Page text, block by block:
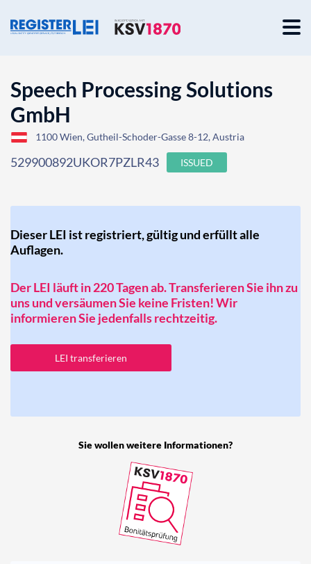
Speech Processing Solutions
GmbH
1100 Wien, Gutheil-Schoder-Gasse 8-12, Austria
529900892UKOR7PZLR43 ISSUED
Dieser LEI ist registriert, gültig und erfüllt alle
Auflagen.
Der LEI läuft in 220 Tagen ab. Transferieren Sie ihn zu
uns und versäumen Sie keine Fristen! Wir
informieren Sie jedenfalls rechtzeitig.
LEI transferieren
Sie wollen weitere Informationen?